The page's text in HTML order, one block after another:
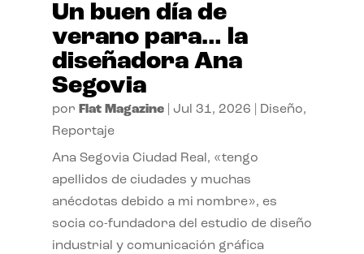
Un buen día de
verano para… la
diseñadora Ana
Segovia
por Flat Magazine| Jul 31, 2026 Diseño,
Reportaje
Ana Segovia Ciudad Real, «tengo
apellidos de ciudades y muchas
anécdotas debido a mi nombre», es
socia co-fundadora del estudio de diseño
industrial y comunicación gráfica